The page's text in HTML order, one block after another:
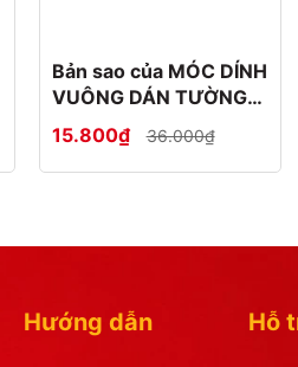
Bản sao của MÓC DÍNH
VUÔNG DÁN TƯỜNG
BỘ 4 2808-4
15.800₫ 36.000₫
Hướng dẫn Hỗ